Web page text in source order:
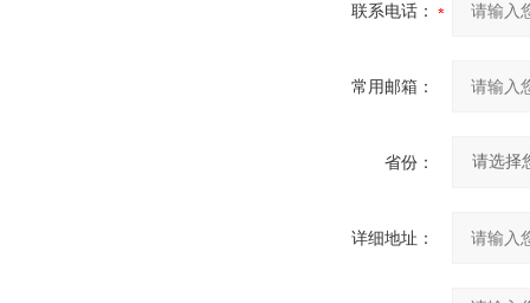
联系电话：
常用邮箱：
省份：
详细地址：